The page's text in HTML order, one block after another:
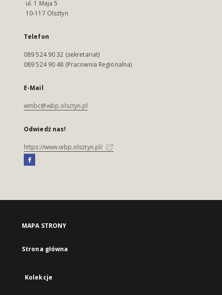
ul. 1 Maja 5
10-117 Olsztyn
Telefon
089 524 90 32 (sekretariat)
089 524 90 48 (Pracownia Regionalna)
E-Mail
wmbc@wbp.olsztyn.pl
Odwiedź nas!
https://www.wbp.olsztyn.pl/
MAPA STRONY
Strona główna
Kolekcje